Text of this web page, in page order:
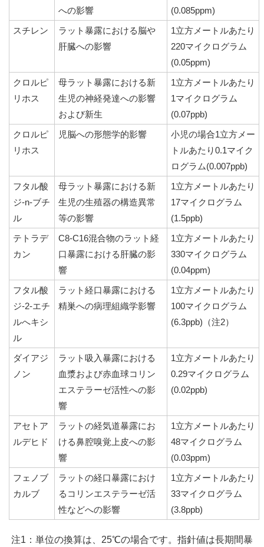
への影響
(0.085ppm)
スチレン
ラット暴露における脳や
肝臓への影響
1立方メートルあたり
220マイクログラム
(0.05ppm)
クロルピ
リホス
母ラット暴露における新
生児の神経発達への影響
および新生
1立方メートルあたり
1マイクログラム
(0.07ppb)
クロルピ
リホス
児脳への形態学的影響
小児の場合1立方メー
トルあたり0.1マイク
ログラム(0.007ppb)
フタル酸
ジ-n-ブチ
ル
母ラット暴露における新
生児の生殖器の構造異常
等の影響
1立方メートルあたり
17マイクログラム
(1.5ppb)
テトラデ
カン
C8-C16混合物のラット経
口暴露における肝臓の影
響
1立方メートルあたり
330マイクログラム
(0.04ppm)
フタル酸
ジ-2-エチ
ルへキシ
ル
ラット経口暴露における
精巣への病理組織学影響
1立方メートルあたり
100マイクログラム
(6.3ppb)（注2）
ダイアジ
ノン
ラット吸入暴露における
血漿および赤血球コリン
エステラーゼ活性への影
響
1立方メートルあたり
0.29マイクログラム
(0.02ppb)
アセトア
ルデヒド
ラットの経気道暴露にお
ける鼻腔嗅覚上皮への影
響
1立方メートルあたり
48マイクログラム
(0.03ppm)
フェノブ
カルブ
ラットの経口暴露におけ
るコリンエステラーゼ活
性などへの影響
1立方メートルあたり
33マイクログラム
(3.8ppb)
注1：単位の換算は、25℃の場合です。指針値は長期間暴